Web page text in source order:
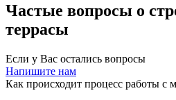
Частые вопросы о
террасы
Если у Вас остались вопросы
Напишите нам
Как происходит процесс работы с